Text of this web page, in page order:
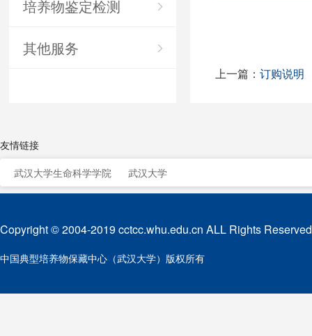
培养物鉴定检测
其他服务
上一篇： 订购说明
友情链接
武汉大学生命科学学院
武汉大学
Copyright © 2004-2019 cctcc.whu.edu.cn ALL Rights
中国典型培养物保藏中心（武汉大学）版权所有